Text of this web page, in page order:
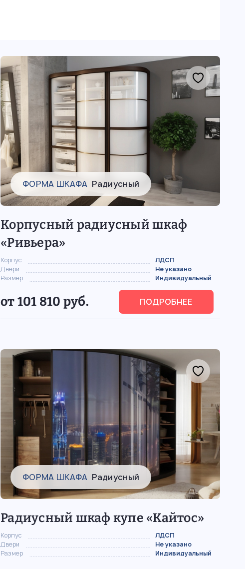
ФОРМА ШКАФА Радиусный
Корпусный радиусный шкаф
«Ривьера»
Корпус
ЛДСП
Двери
Не указано
Размер
Индивидуальный
от 101 810 руб. ПОДРОБНЕЕ
ФОРМА ШКАФА Радиусный
Радиусный шкаф купе «Кайтос»
Корпус
ЛДСП
Двери
Не указано
Размер
Индивидуальный